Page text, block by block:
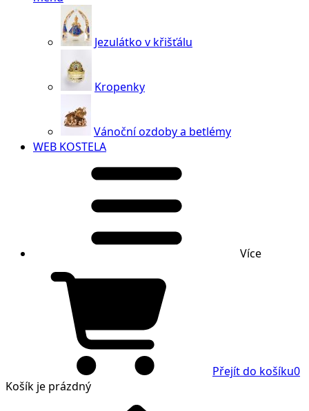
Jezulátko v křišťálu
Kropenky
Vánoční ozdoby a betlémy
WEB KOSTELA
Více
Přejít do košíku0
Košík je prázdný